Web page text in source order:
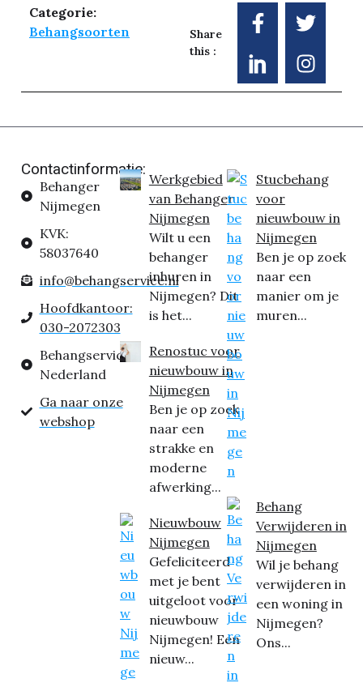
Categorie:
Behangsoorten
Share
this :
Contactinformatie:
Behanger
Nijmegen
KVK:
58037640
info@behangservice.nl
Hoofdkantoor:
030-2072303
Behangservice
Nederland
Ga naar onze
webshop
Werkgebied
van Behanger
Nijmegen
Wilt u een
behanger
inhuren in
Nijmegen? Dit
is het...
Renostuc voor
nieuwbouw in
Nijmegen
Ben je op zoek
naar een
strakke en
moderne
afwerking...
Nieuwbouw
Nijmegen
Gefeliciteerd
met je bent
uitgeloot voor
nieuwbouw
Nijmegen! Een
nieuw...
Stucbehang
voor
nieuwbouw in
Nijmegen
Ben je op zoek
naar een
manier om je
muren...
Behang
Verwijderen in
Nijmegen
Wil je behang
verwijderen in
een woning in
Nijmegen?
Ons...